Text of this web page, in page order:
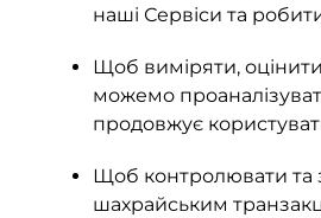
наші Сервіси та
Щоб виміряти,
можемо
продовжує
Щоб контролювати та
шахрайським